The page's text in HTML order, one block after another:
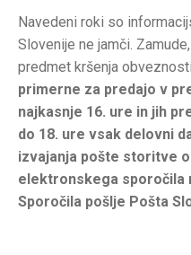
Navedeni roki so
Slovenije ne jamči.
predmet kršenja
primerne za predajo v
najkasnje 16. ure in jih
do 18. ure vsak delovni
izvajanja pošte storitve
elektronskega sporočila
Sporočila pošlje Pošta